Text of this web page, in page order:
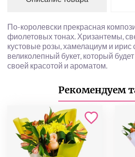
По-королевски прекрасная
фиолетовых тонах. Хризантемы,
кустовые розы, хамелациум и ирис
великолепный букет, который
своей красотой и ароматом.
Рекомендуем